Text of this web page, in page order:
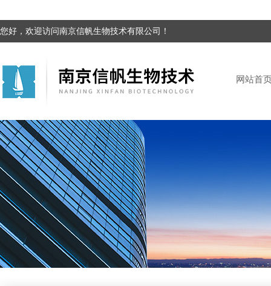
您好，欢迎访问南京信帆生物技术有限公司！
网站首